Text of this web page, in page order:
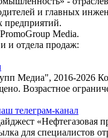
и главных
предприятий.
Media.
и отдела продаж:
Медиа", 2016-2026
Возрастное
телеграм-канал
«Нефтегазовая
для специалистов